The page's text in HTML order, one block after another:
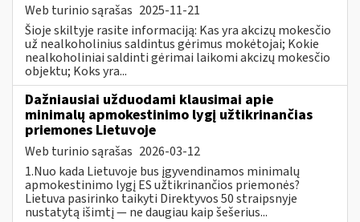
Web turinio sąrašas 2025-11-21
Šioje skiltyje rasite informaciją: Kas yra akcizų mokesčio
už nealkoholinius saldintus gėrimus mokėtojai; Kokie
nealkoholiniai saldinti gėrimai laikomi akcizų mokesčio
objektu; Koks yra...
Dažniausiai užduodami klausimai apie
minimalų apmokestinimo lygį užtikrinančias
priemones Lietuvoje
Web turinio sąrašas 2026-03-12
1.Nuo kada Lietuvoje bus įgyvendinamos minimalų
apmokestinimo lygį ES užtikrinančios priemonės?
Lietuva pasirinko taikyti Direktyvos 50 straipsnyje
nustatytą išimtį — ne daugiau kaip šešerius...